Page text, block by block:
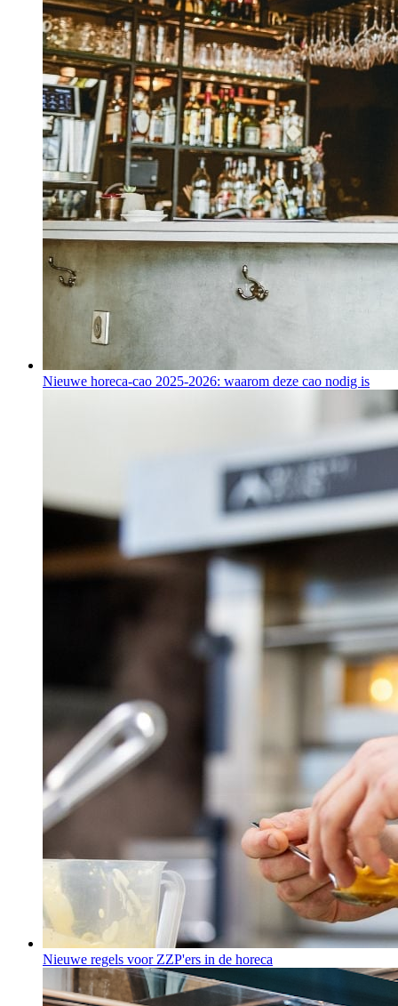
Nieuwe horeca-cao 2025-2026: waarom deze cao nodig is
Nieuwe regels voor ZZP'ers in de horeca